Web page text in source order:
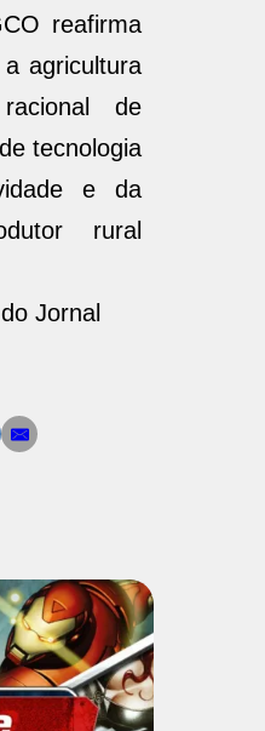
reafirma
agricultura
de
tecnologia
e da
rural
Jornal